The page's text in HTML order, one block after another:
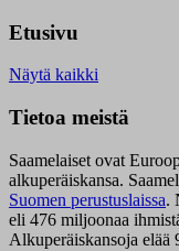
Etusivu
Näytä kaikki
Tietoa meistä
Saamelaiset ovat
alkuperäiskansa.
Suomen perustuslaissa.
eli 476 miljoonaa
Alkuperäiskansoja elää